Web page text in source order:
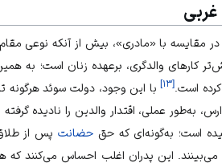
غربی
در مقایسه با «مادری»، بیش از آنکه نوعی
کارهای والدگری، برعهده زنان است؛ به
است. [۱۳]با این وجود، دولت سوئد هرگونه
به‌‏طور عملی، اقتدار والدین را نادیده
است؛ به‌‏گونه‌‏ای که حق حضانت پس از
این پدران اغلب احساس می‌‏کنند که